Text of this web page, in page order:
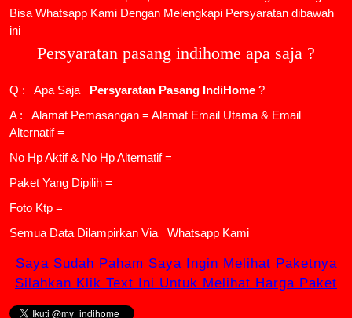
Bisa Whatsapp Kami Dengan Melengkapi Persyaratan dibawah
ini
Persyaratan pasang indihome apa saja ?
Q : Apa Saja Persyaratan Pasang IndiHome ?
A : Alamat Pemasangan = Alamat Email Utama & Email
Alternatif =
No Hp Aktif & No Hp Alternatif =
Paket Yang Dipilih =
Foto Ktp =
Semua Data Dilampirkan Via
Whatsapp Kami
Saya Sudah Paham Saya Ingin Melihat Paketnya
Silahkan Klik Text Ini Untuk Melihat Harga Paket